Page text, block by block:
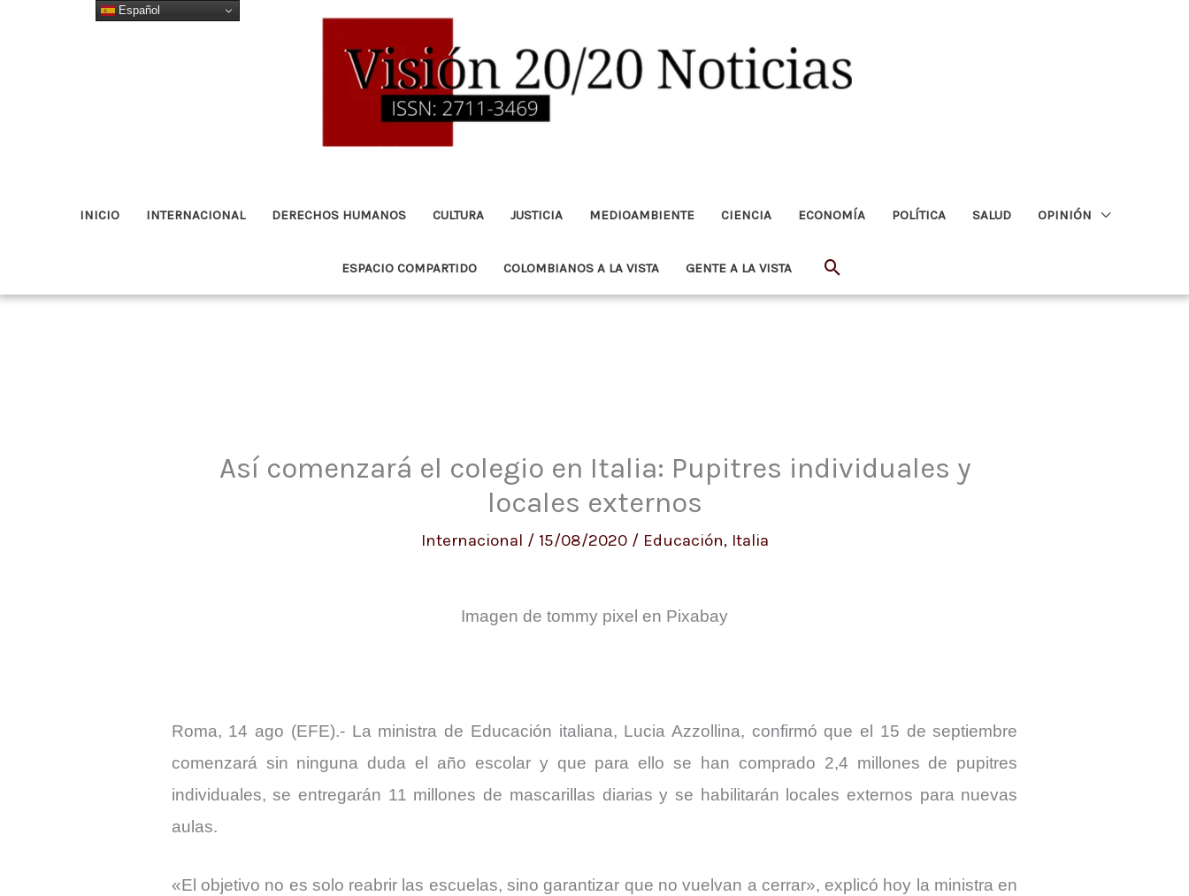
INICIO INTERNACIONAL DERECHOS HUMANOS CULTURA JUSTICIA MEDIOAMBIENTE CIENCIA ECONOMÍA POLÍTICA SALUD OPINIÓN
ESPACIO COMPARTIDO COLOMBIANOS A LA VISTA GENTE A LA VISTA Buscar
Así comenzará el colegio en Italia: Pupitres individuales y
locales externos
Internacional / 15/08/2020 / Educación, Italia
Imagen de tommy pixel en Pixabay
Roma, 14 ago (EFE).- La ministra de Educación italiana, Lucia Azzollina, confirmó que el 15 de septiembre
comenzará sin ninguna duda el año escolar y que para ello se han comprado 2,4 millones de pupitres
individuales, se entregarán 11 millones de mascarillas diarias y se habilitarán locales externos para nuevas
aulas.
«El objetivo no es solo reabrir las escuelas, sino garantizar que no vuelvan a cerrar», explicó hoy la ministra en
Español